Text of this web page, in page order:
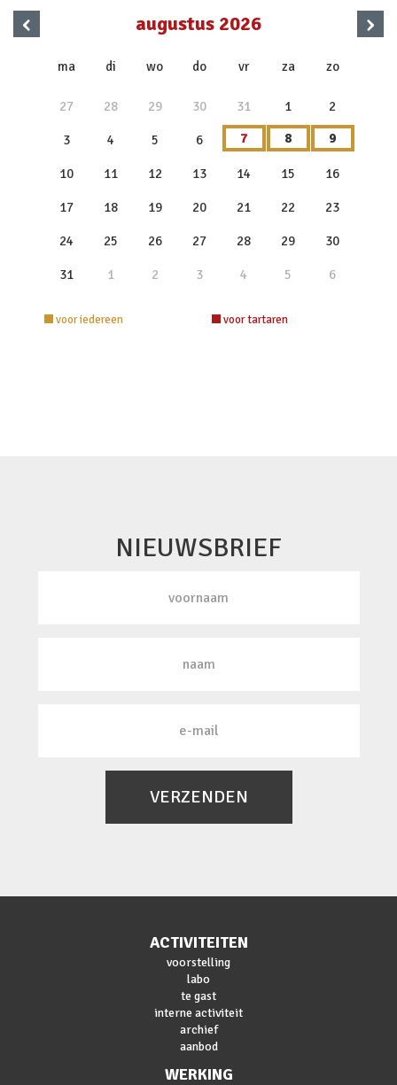
‹ augustus 2026
ma di wo do vr za zo
27 28 29 30 31 1 2
3 4 5 6 7 8 9
10 11 12 13 14 15 16
17 18 19 20 21 22 23
24 25 26 27 28 29 30
31 1 2 3 4 5 6
›
voor iedereen voor tartaren
NIEUWSBRIEF
VERZENDEN
ACTIVITEITEN
voorstelling
labo
te gast
interne activiteit
archief
aanbod
WERKING